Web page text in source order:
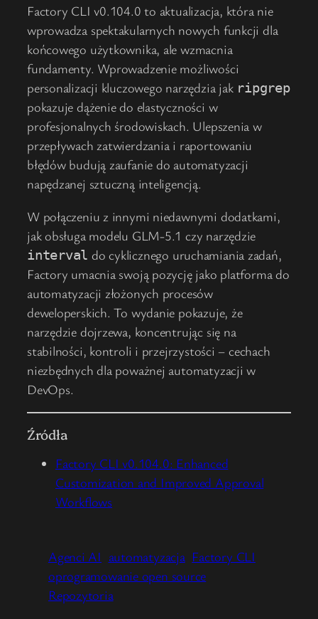
Factory CLI v0.104.0 to aktualizacja, która nie
wprowadza spektakularnych nowych funkcji dla
końcowego użytkownika, ale wzmacnia
fundamenty. Wprowadzenie możliwości
personalizacji kluczowego narzędzia jak ripgrep
pokazuje dążenie do elastyczności w
profesjonalnych środowiskach. Ulepszenia w
przepływach zatwierdzania i raportowaniu
błędów budują zaufanie do automatyzacji
napędzanej sztuczną inteligencją.
W połączeniu z innymi niedawnymi dodatkami,
jak obsługa modelu GLM-5.1 czy narzędzie
interval do cyklicznego uruchamiania zadań,
Factory umacnia swoją pozycję jako platforma do
automatyzacji złożonych procesów
deweloperskich. To wydanie pokazuje, że
narzędzie dojrzewa, koncentrując się na
stabilności, kontroli i przejrzystości – cechach
niezbędnych dla poważnej automatyzacji w
DevOps.
Źródła
Factory CLI v0.104.0: Enhanced
Customization and Improved Approval
Workflows
Agenci AI automatyzacja Factory CLI
oprogramowanie open source
Repozytoria